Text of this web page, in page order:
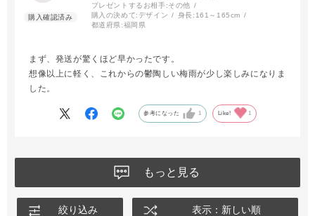
プレゼントするお相手:その他
購入の決めて: デザイン 身長: 161～165cm
都道府県:福岡県
まず、発送が驚くほど早かったです。
想像以上に軽く、これからの鬱陶しい梅雨が少し楽しみになりま
した。
参考になった 1 Like! 1
もっと見る
絞り込み 表示：新しい順